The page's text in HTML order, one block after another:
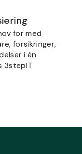
for med
forsikringer,
i én
3stepIT